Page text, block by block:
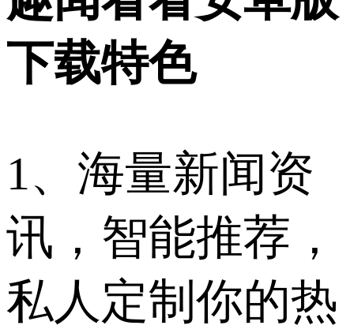
下载特色
1、海量新闻资
讯，智能推荐，
私人定制你的热